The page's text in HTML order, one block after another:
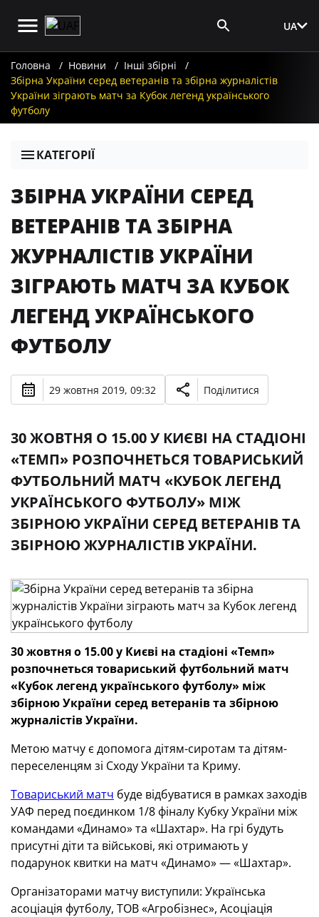
UA
Головна Новини
Інші збірні
Збірна України серед ветеранів та збірна журналістів
України зіграють матч за Кубок легенд українського
футболу
КАТЕГОРІЇ
ЗБІРНА УКРАЇНИ СЕРЕД
ВЕТЕРАНІВ ТА ЗБІРНА
ЖУРНАЛІСТІВ УКРАЇНИ
ЗІГРАЮТЬ МАТЧ ЗА КУБОК
ЛЕГЕНД УКРАЇНСЬКОГО
ФУТБОЛУ
29 жовтня 2019, 09:32 Поділитися
30 ЖОВТНЯ О 15.00 У КИЄВІ НА СТАДІОНІ
«ТЕМП» РОЗПОЧНЕТЬСЯ ТОВАРИСЬКИЙ
ФУТБОЛЬНИЙ МАТЧ «КУБОК ЛЕГЕНД
УКРАЇНСЬКОГО ФУТБОЛУ» МІЖ
ЗБІРНОЮ УКРАЇНИ СЕРЕД ВЕТЕРАНІВ ТА
ЗБІРНОЮ ЖУРНАЛІСТІВ УКРАЇНИ.
30 жовтня о 15.00 у Києві на стадіоні «Темп»
розпочнеться товариський футбольний матч
«Кубок легенд українського футболу» між
збірною України серед ветеранів та збірною
журналістів України.
Метою матчу є допомога дітям-сиротам та дітям-
переселенцям зі Сходу України та Криму.
Товариський матч буде відбуватися в рамках заходів
УАФ перед поєдинком 1/8 фіналу Кубку України між
командами «Динамо» та «Шахтар». На грі будуть
присутні діти та військові, які отримають у
подарунок квитки на матч «Динамо» — «Шахтар».
Організаторами матчу виступили: Українська
асоціація футболу, ТОВ «Агробізнес», Асоціація